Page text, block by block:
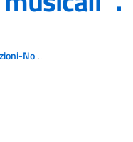
Notizie